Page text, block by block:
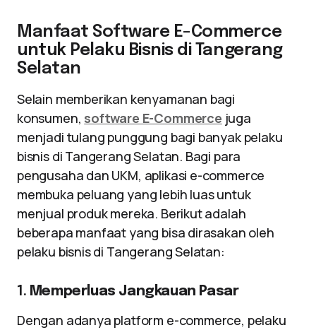
Manfaat Software E-Commerce
untuk Pelaku Bisnis di Tangerang
Selatan
Selain memberikan kenyamanan bagi
konsumen, software E-Commerce juga
menjadi tulang punggung bagi banyak pelaku
bisnis di Tangerang Selatan. Bagi para
pengusaha dan UKM, aplikasi e-commerce
membuka peluang yang lebih luas untuk
menjual produk mereka. Berikut adalah
beberapa manfaat yang bisa dirasakan oleh
pelaku bisnis di Tangerang Selatan:
1. Memperluas Jangkauan Pasar
Dengan adanya platform e-commerce, pelaku